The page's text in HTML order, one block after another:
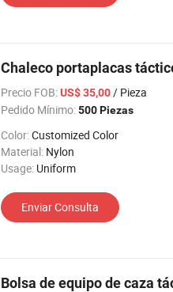
Chaleco portaplacas
Precio FOB:US$ 35,00/ Pieza
Pedido Mínimo:500 Piezas
Color:Customized Color
Material: Nylon
Usage: Uniform
Enviar Consulta
Bolsa de equipo de caza